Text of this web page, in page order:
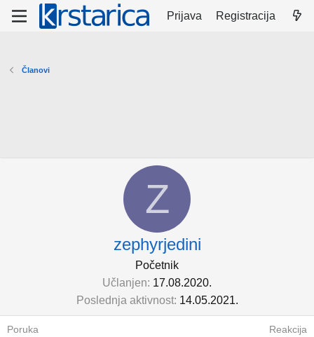
Prijava Registracija
Članovi
Z
zephyrjedini
Početnik
Učlanjen 17.08.2020.
Poslednja aktivnost 14.05.2021.
Poruka Reakcija